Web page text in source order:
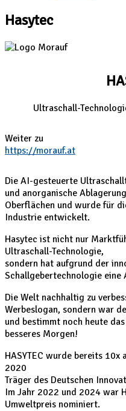
Hasytec
Ultraschall-
Weiter zu
https://morauf.at
Die AI-gesteuerte
und anorganische
Oberflächen und wurde für
Industrie entwickelt.
Hasytec ist nicht nur
Ultraschall-Technologie,
sondern hat aufgrund der
Schallgebertechnologie
Die Welt nachhaltig zu
Werbeslogan, sondern war
und bestimmt noch heute
besseres Morgen!
HASYTEC wurde bereits
2020
Träger des Deutschen
Im Jahr 2022 und 2024 war
Umweltpreis nominiert.